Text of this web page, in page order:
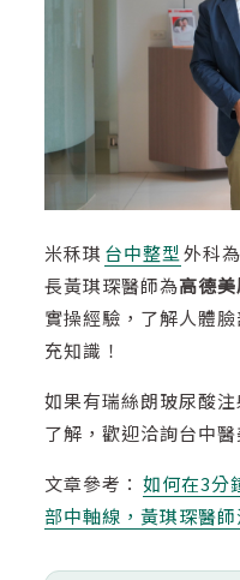
米秝琪 台中整型 外科為
長黃琪琛醫師為高德
實操經驗，了解人體
充知識！
如果有瑞絲朗玻尿酸
了解，歡迎洽詢台中醫
文章參考： 如何在3分
部中軸線，黃琪琛醫